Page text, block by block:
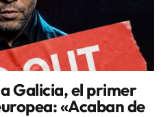
Galicia, el primer
«Acaban de